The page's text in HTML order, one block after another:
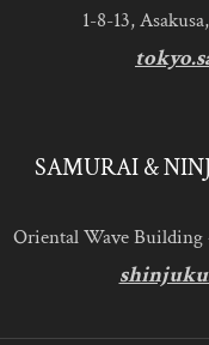
1-8-13,
SAMURAI &
Oriental Wave Building